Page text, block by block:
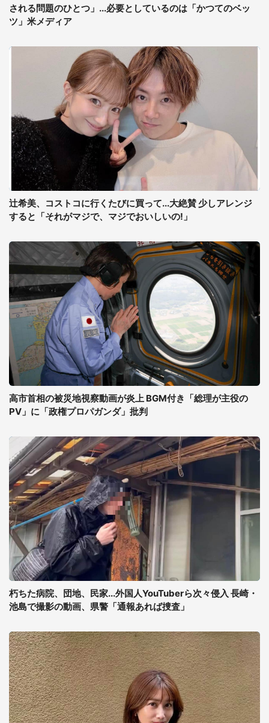
される問題のひとつ」...必要としているのは「かつてのベッ
ツ」米メディア
辻希美、コストコに行くたびに買って...大絶賛 少しアレンジ
すると「それがマジで、マジでおいしいの!」
高市首相の被災地視察動画が炎上 BGM付き「総理が主役の
PV」に「政権プロパガンダ」批判
朽ちた病院、団地、民家...外国人YouTuberら次々侵入 長崎・
池島で撮影の動画、県警「通報あれば捜査」